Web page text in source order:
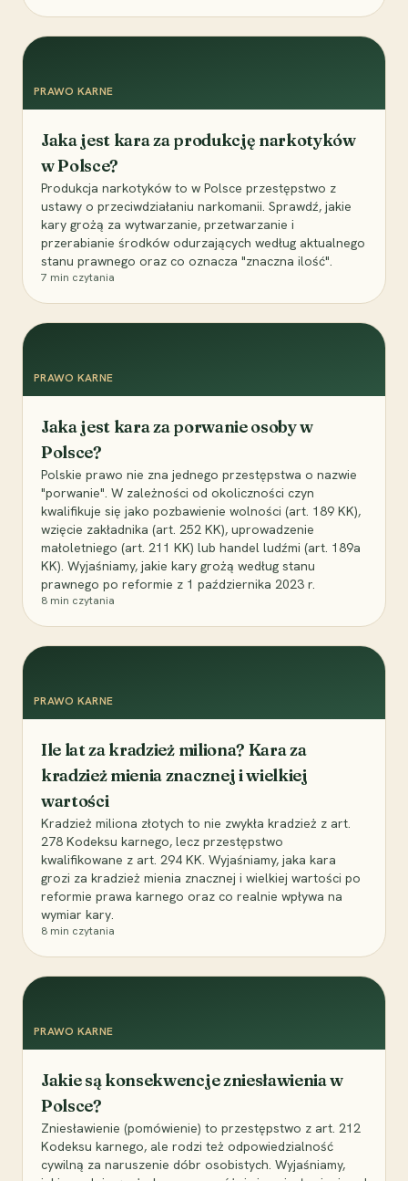
PRAWO KARNE
Jaka jest kara za produkcję narkotyków
w Polsce?
Produkcja narkotyków to w Polsce przestępstwo z
ustawy o przeciwdziałaniu narkomanii. Sprawdź, jakie
kary grożą za wytwarzanie, przetwarzanie i
przerabianie środków odurzających według aktualnego
stanu prawnego oraz co oznacza "znaczna ilość".
7 min czytania
PRAWO KARNE
Jaka jest kara za porwanie osoby w
Polsce?
Polskie prawo nie zna jednego przestępstwa o nazwie
"porwanie". W zależności od okoliczności czyn
kwalifikuje się jako pozbawienie wolności (art. 189 KK),
wzięcie zakładnika (art. 252 KK), uprowadzenie
małoletniego (art. 211 KK) lub handel ludźmi (art. 189a
KK). Wyjaśniamy, jakie kary grożą według stanu
prawnego po reformie z 1 października 2023 r.
8 min czytania
PRAWO KARNE
Ile lat za kradzież miliona? Kara za
kradzież mienia znacznej i wielkiej
wartości
Kradzież miliona złotych to nie zwykła kradzież z art.
278 Kodeksu karnego, lecz przestępstwo
kwalifikowane z art. 294 KK. Wyjaśniamy, jaka kara
grozi za kradzież mienia znacznej i wielkiej wartości po
reformie prawa karnego oraz co realnie wpływa na
wymiar kary.
8 min czytania
PRAWO KARNE
Jakie są konsekwencje zniesławienia w
Polsce?
Zniesławienie (pomówienie) to przestępstwo z art. 212
Kodeksu karnego, ale rodzi też odpowiedzialność
cywilną za naruszenie dóbr osobistych. Wyjaśniamy,